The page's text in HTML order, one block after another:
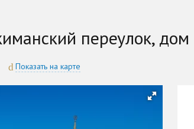
переулок, дом
Показать на карте